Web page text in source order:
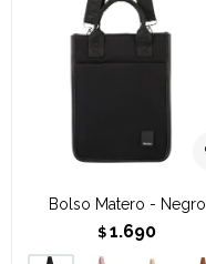
Bolso Matero - Negro
$ 1.690